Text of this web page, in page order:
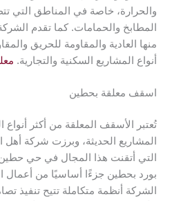
والحرارة، خاصة في المناطق التي
المطابخ والحمامات. كما تقدم
منها العادية والمقاومة للحريق
أنواع المشاريع السكنية والتجارية.
اسقف معلقة بحطين
تُعتبر الأسقف المعلقة من أكثر أنواع
المشاريع الحديثة، وبرزت شركة
التي أتقنت هذا المجال في حي
بورد بحطين جزءًا أساسيًا من أعمال
الشركة أنظمة متكاملة تتيح تنفيذ